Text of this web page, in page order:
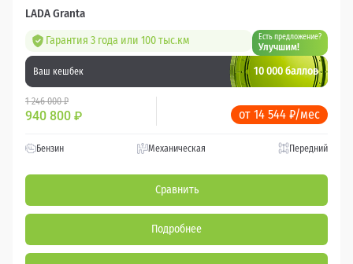
LADA Granta
Гарантия 3 года или 100 тыс.км Есть предложение?
Улучшим!
Ваш кешбек 10 000 баллов
1 246 000 ₽
940 800 ₽ от 14 544 ₽/мес
Бензин Механическая Передний
Сравнить
Подробнее